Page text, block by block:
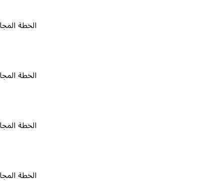
الخطة المجانية ٠
الخطة المجانية ٠
الخطة المجانية ٠
الخطة المجانية ٠